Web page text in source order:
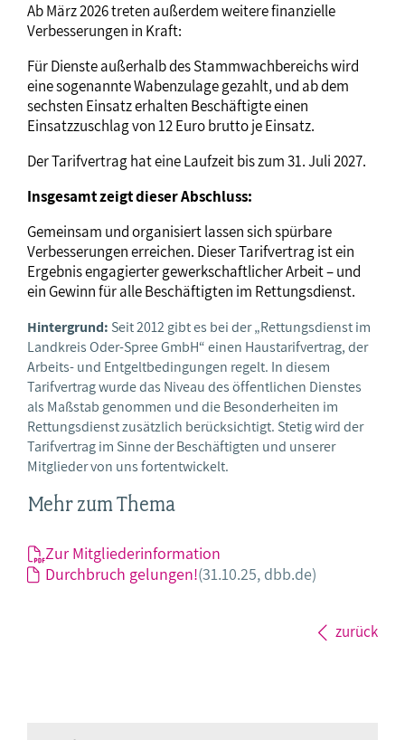
Ab März 2026 treten außerdem weitere finanzielle
Verbesserungen in Kraft:
Für Dienste außerhalb des Stammwachbereichs wird
eine sogenannte Wabenzulage gezahlt, und ab dem
sechsten Einsatz erhalten Beschäftigte einen
Einsatzzuschlag von 12 Euro brutto je Einsatz.
Der Tarifvertrag hat eine Laufzeit bis zum 31. Juli 2027.
Insgesamt zeigt dieser Abschluss:
Gemeinsam und organisiert lassen sich spürbare
Verbesserungen erreichen. Dieser Tarifvertrag ist ein
Ergebnis engagierter gewerkschaftlicher Arbeit – und
ein Gewinn für alle Beschäftigten im Rettungsdienst.
Hintergrund: Seit 2012 gibt es bei der „Rettungsdienst im
Landkreis Oder-Spree GmbH“ einen Haustarifvertrag, der
Arbeits- und Entgeltbedingungen regelt. In diesem
Tarifvertrag wurde das Niveau des öffentlichen Dienstes
als Maßstab genommen und die Besonderheiten im
Rettungsdienst zusätzlich berücksichtigt. Stetig wird der
Tarifvertrag im Sinne der Beschäftigten und unserer
Mitglieder von uns fortentwickelt.
Mehr zum Thema
Zur Mitgliederinformation
Durchbruch gelungen!(31.10.25, dbb.de)
zurück